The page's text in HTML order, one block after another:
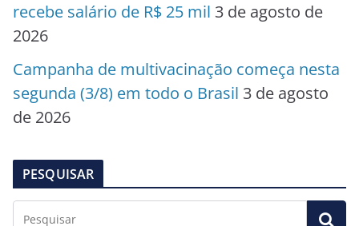
recebe salário de R$ 25 mil 3 de agosto de
2026
Campanha de multivacinação começa nesta
segunda (3/8) em todo o Brasil 3 de agosto
de 2026
PESQUISAR